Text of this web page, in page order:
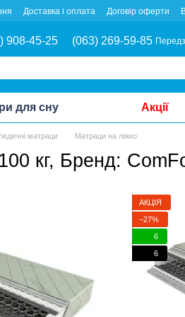
Доставка і оплата Договір оферти
908-45-25 (063) 269-59-85
для сну Акції
матраци Матраци на ліжко
кг, Бренд:
АКЦІЯ
−27%
6
6